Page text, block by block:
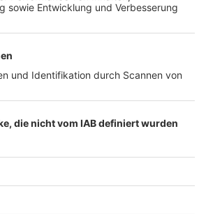
Datenschutz Impressum